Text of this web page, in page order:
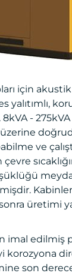
için
yalıtımlı,
-
ve
üretimi
imal edilmiş
korozyona
son